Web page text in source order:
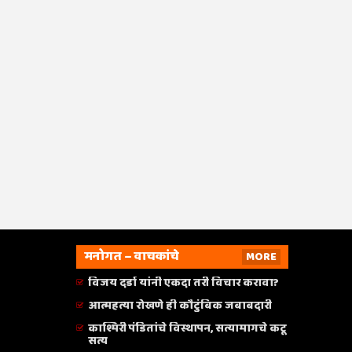
मनोगत – वाचकांचे
MORE
विजय दर्डा यांनी एकदा तरी विचार करावा?
आत्महत्या रोखणे ही कौटुंबिक जबाबदारी
काश्मिरी पंडितांचे विस्थापन, सत्यामागचे कटू
सत्य